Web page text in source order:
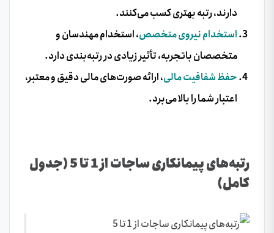
دارند، رتبه بهتری کسب می‌کنند.
استخدام نیروی متخصص، استخدام مهندسان و
متخصصان باتجربه، تأثیر زیادی در رتبه‌بندی دارد.
حفظ شفافیت مالی، ارائه صورت‌های مالی دقیق و معتبر،
اعتبار شما را بالا می‌برد.
رتبه‌های پیمانکاری ساجات از 1 تا 5 (جدول
کامل)